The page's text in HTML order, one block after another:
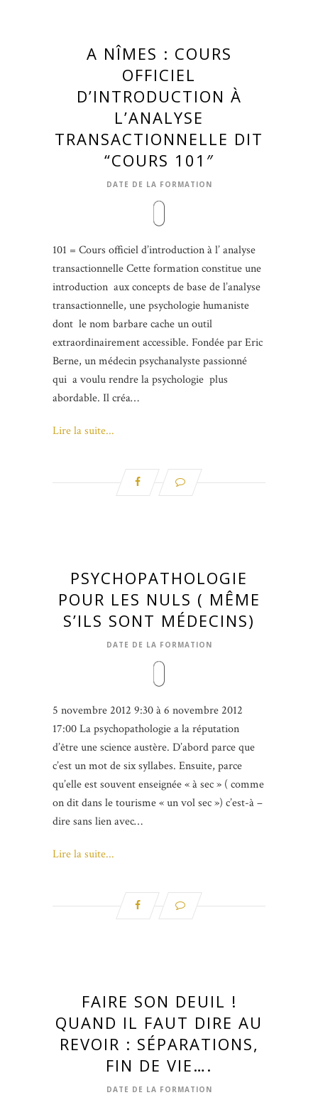
A NÎMES : COURS
OFFICIEL
D’INTRODUCTION À
L’ANALYSE
TRANSACTIONNELLE DIT
“COURS 101″
DATE DE LA FORMATION
101 = Cours officiel d’introduction à l’ analyse
transactionnelle Cette formation constitue une
introduction aux concepts de base de l’analyse
transactionnelle, une psychologie humaniste
dont le nom barbare cache un outil
extraordinairement accessible. Fondée par Eric
Berne, un médecin psychanalyste passionné
qui a voulu rendre la psychologie plus
abordable. Il créa…
Lire la suite...
PSYCHOPATHOLOGIE
POUR LES NULS ( MÊME
S’ILS SONT MÉDECINS)
DATE DE LA FORMATION
5 novembre 2012 9:30 à 6 novembre 2012
17:00 La psychopathologie a la réputation
d’être une science austère. D’abord parce que
c’est un mot de six syllabes. Ensuite, parce
qu’elle est souvent enseignée « à sec » ( comme
on dit dans le tourisme « un vol sec ») c’est-à –
dire sans lien avec…
Lire la suite...
FAIRE SON DEUIL !
QUAND IL FAUT DIRE AU
REVOIR : SÉPARATIONS,
FIN DE VIE….
DATE DE LA FORMATION